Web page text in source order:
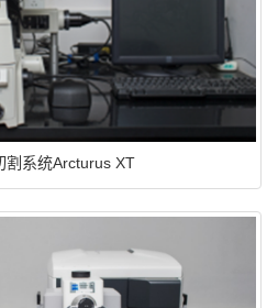
割系统Arcturus XT